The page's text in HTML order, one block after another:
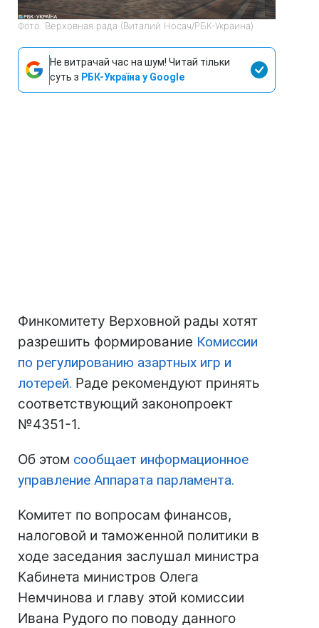
Фото: Верховная рада (Виталий Носач/РБК-Украина)
Не витрачай час на шум! Читай тільки
суть з РБК-Україна у Google
Финкомитету Верховной рады хотят
разрешить формирование Комиссии
по регулированию азартных игр и
лотерей. Раде рекомендуют принять
соответствующий законопроект
№4351-1.
Об этом сообщает информационное
управление Аппарата парламента.
Комитет по вопросам финансов,
налоговой и таможенной политики в
ходе заседания заслушал министра
Кабинета министров Олега
Немчинова и главу этой комиссии
Ивана Рудого по поводу данного